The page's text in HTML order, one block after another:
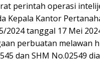
perintah operasi
Kepala Kantor
2024 tanggal 17 Mei
perbuatan melawan
dan SHM No.02549